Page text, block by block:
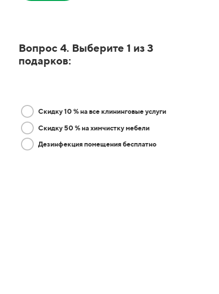
Вопрос 4. Выберите 1 из 3
подарков:
Скидку 10 % на все клининговые услуги
Скидку 50 % на химчистку мебели
Дезинфекция помещения бесплатно